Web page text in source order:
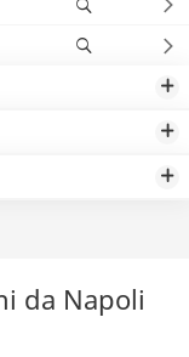
da Napoli